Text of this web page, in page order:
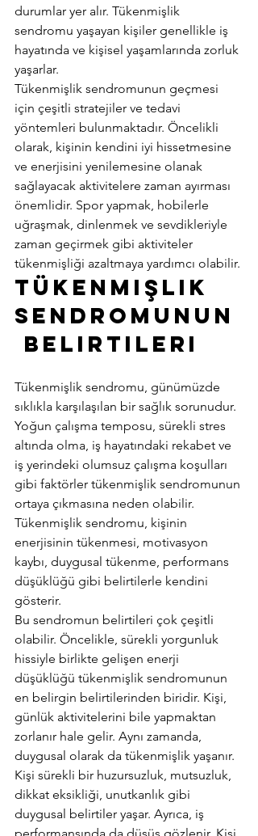
durumlar yer alır. Tükenmişlik
sendromu yaşayan kişiler genellikle iş
hayatında ve kişisel yaşamlarında zorluk
yaşarlar.
Tükenmişlik sendromunun geçmesi
için çeşitli stratejiler ve tedavi
yöntemleri bulunmaktadır. Öncelikli
olarak, kişinin kendini iyi hissetmesine
ve enerjisini yenilemesine olanak
sağlayacak aktivitelere zaman ayırması
önemlidir. Spor yapmak, hobilerle
uğraşmak, dinlenmek ve sevdikleriyle
zaman geçirmek gibi aktiviteler
tükenmişliği azaltmaya yardımcı olabilir.
Tükenmişlik
Sendromunun
Belirtileri
Tükenmişlik sendromu, günümüzde
sıklıkla karşılaşılan bir sağlık sorunudur.
Yoğun çalışma temposu, sürekli stres
altında olma, iş hayatındaki rekabet ve
iş yerindeki olumsuz çalışma koşulları
gibi faktörler tükenmişlik sendromunun
ortaya çıkmasına neden olabilir.
Tükenmişlik sendromu, kişinin
enerjisinin tükenmesi, motivasyon
kaybı, duygusal tükenme, performans
düşüklüğü gibi belirtilerle kendini
gösterir.
Bu sendromun belirtileri çok çeşitli
olabilir. Öncelikle, sürekli yorgunluk
hissiyle birlikte gelişen enerji
düşüklüğü tükenmişlik sendromunun
en belirgin belirtilerinden biridir. Kişi,
günlük aktivitelerini bile yapmaktan
zorlanır hale gelir. Aynı zamanda,
duygusal olarak da tükenmişlik yaşanır.
Kişi sürekli bir huzursuzluk, mutsuzluk,
dikkat eksikliği, unutkanlık gibi
duygusal belirtiler yaşar. Ayrıca, iş